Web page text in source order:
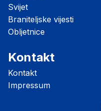
Svijet
Braniteljske vijesti
Obljetnice
Kontakt
Kontakt
Impressum